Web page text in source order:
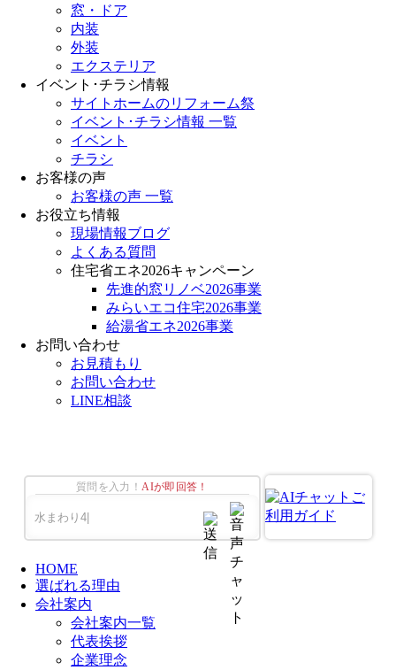
窓・ドア
内装
外装
エクステリア
イベント･チラシ情報
サイトホームのリフォーム祭
イベント･チラシ情報 一覧
イベント
チラシ
お客様の声
お客様の声 一覧
お役立ち情報
現場情報ブログ
よくある質問
住宅省エネ2026キャンペーン
先進的窓リノベ2026事業
みらいエコ住宅2026事業
給湯省エネ2026事業
お問い合わせ
お見積もり
お問い合わせ
LINE相談
質問を入力！AIが即回答！
HOME
選ばれる理由
会社案内
会社案内一覧
代表挨拶
企業理念